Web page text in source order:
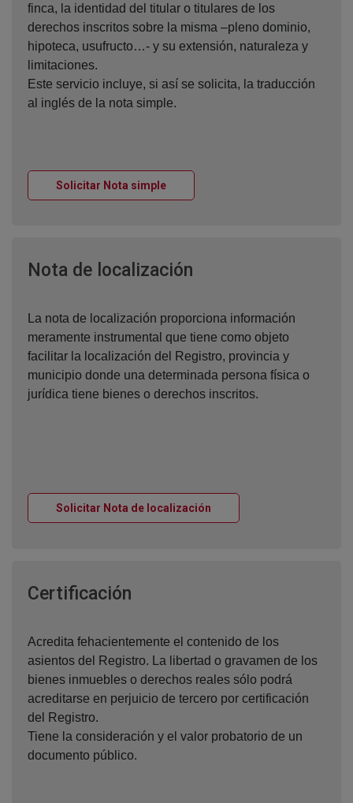
finca, la identidad del titular o titulares de los
derechos inscritos sobre la misma –pleno dominio,
hipoteca, usufructo…- y su extensión, naturaleza y
limitaciones.
Este servicio incluye, si así se solicita, la traducción
al inglés de la nota simple.
Solicitar Nota simpleVentana nueva
Nota de localización
La nota de localización proporciona información
meramente instrumental que tiene como objeto
facilitar la localización del Registro, provincia y
municipio donde una determinada persona física o
jurídica tiene bienes o derechos inscritos.
Solicitar Nota de localización
Certificación
Acredita fehacientemente el contenido de los
asientos del Registro. La libertad o gravamen de los
bienes inmuebles o derechos reales sólo podrá
acreditarse en perjuicio de tercero por certificación
del Registro.
Tiene la consideración y el valor probatorio de un
documento público.